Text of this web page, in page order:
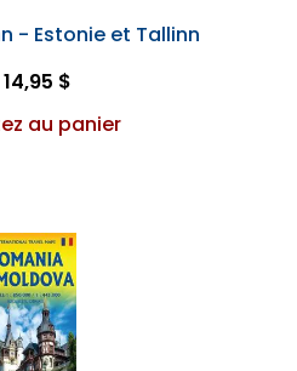
- Estonie et Tallinn
14,95 $
au panier